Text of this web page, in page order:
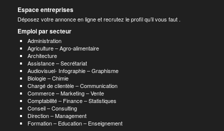
Espace entreprises
Déposez votre annonce en ligne et recrutez le profil qu’il vous faut .
Emploi par secteur
Administration
Agriculture – Agro-alimentaire
Architecture
Assistance – Secrétariat
Audiovisuel- Infographie – Graphisme
Biologie – Chimie
Chargé de clientèle – Communication
Commerce – Marketing – Vente
Comptabilité – Finance – Statistiques
Conseil – Consulting
Direction – Management
Formation – Education – Enseignement